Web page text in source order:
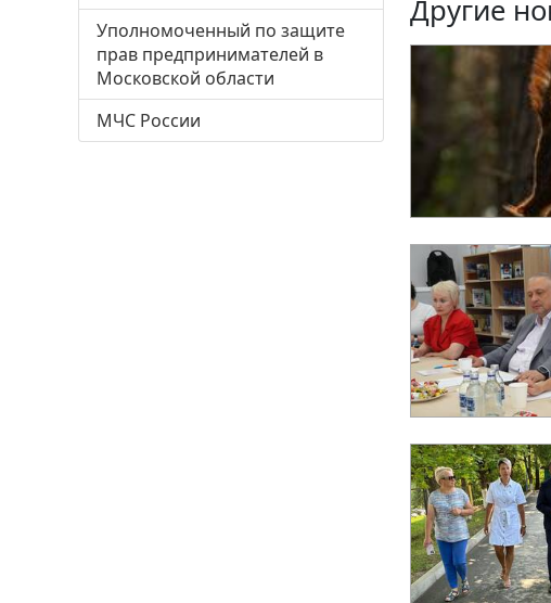
Уполномоченный по защите
прав предпринимателей в
Московской области
МЧС России
Другие